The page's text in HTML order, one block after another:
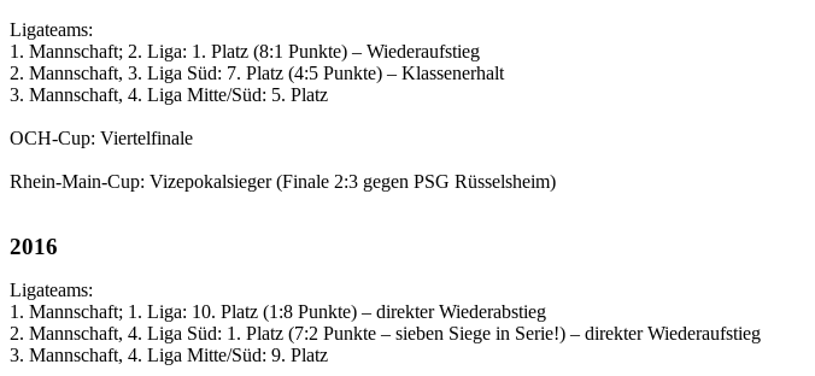
Ligateams:
1. Mannschaft; 2. Liga: 1. Platz (8:1 Punkte) – Wiederaufstieg
2. Mannschaft, 3. Liga Süd: 7. Platz (4:5 Punkte) – Klassenerhalt
3. Mannschaft, 4. Liga Mitte/Süd: 5. Platz
OCH-Cup: Viertelfinale
Rhein-Main-Cup: Vizepokalsieger (Finale 2:3 gegen PSG Rüsselsheim)
2016
Ligateams:
1. Mannschaft; 1. Liga: 10. Platz (1:8 Punkte) – direkter Wiederabstieg
2. Mannschaft, 4. Liga Süd: 1. Platz (7:2 Punkte – sieben Siege in Serie!) – direkter Wiederaufstieg
3. Mannschaft, 4. Liga Mitte/Süd: 9. Platz